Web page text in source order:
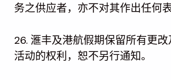
务之供应者，亦不对其作出任何
26. 滙丰及港航假期保留所有更
活动的权利，恕不另行通知。